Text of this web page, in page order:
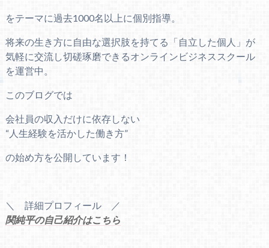
をテーマに過去1000名以上に個別指導。
将来の生き方に自由な選択肢を持てる「自立した個人」が
気軽に交流し切磋琢磨できるオンラインビジネススクール
を運営中。
このブログでは
会社員の収入だけに依存しない
“人生経験を活かした働き方”
の始め方を公開しています！
＼ 詳細プロフィール ／
関純平の自己紹介はこちら